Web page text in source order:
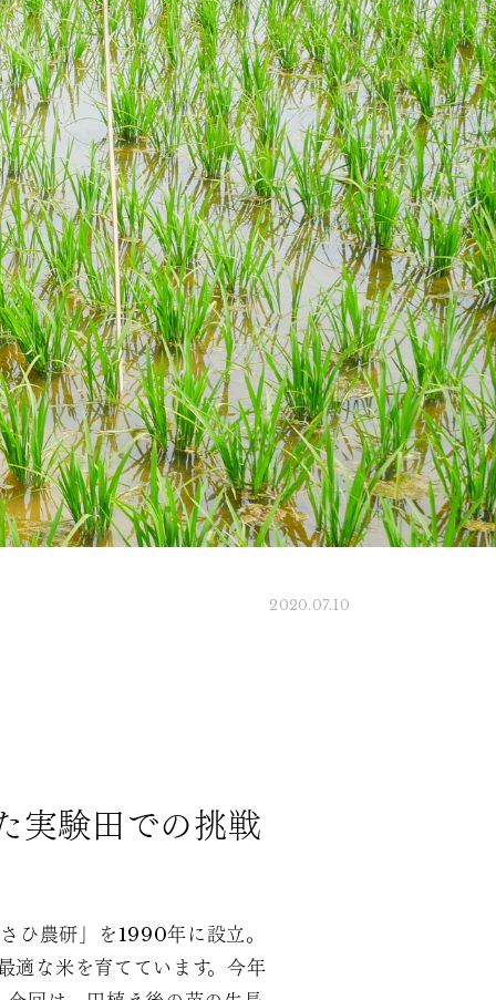
2020.07.10
実験田での挑戦
ひ農研」を1990年に設立。
適な米を育てています。今年